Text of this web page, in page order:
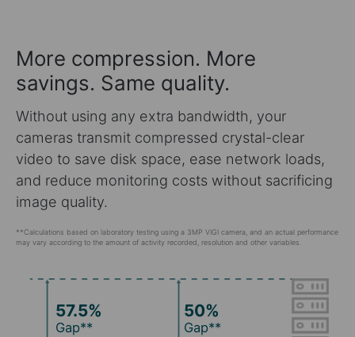
More compression. More
savings. Same quality.
Without using any extra bandwidth, your
cameras transmit compressed crystal-clear
video to save disk space, ease network loads,
and reduce monitoring costs without sacrificing
image quality.
**Calculations based on laboratory testing using a 3MP VIGI camera, and an actual performance
may vary according to the amount of activity recorded, resolution and other variables.
57.5%
Gap**
50%
Gap**